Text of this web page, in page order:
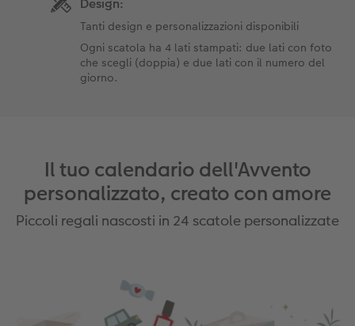
Tanti design e personalizzazioni disponibili
Ogni scatola ha 4 lati stampati: due lati con foto
che scegli (doppia) e due lati con il numero del
giorno.
Il tuo calendario dell'Avvento
personalizzato, creato con amore
Piccoli regali nascosti in 24 scatole personalizzate